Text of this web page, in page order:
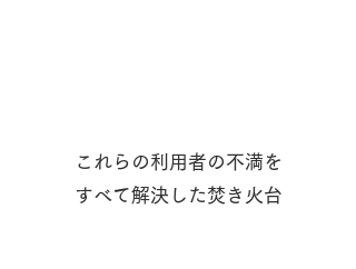
これらの利用者の不満を
​すべて解決した焚き火台